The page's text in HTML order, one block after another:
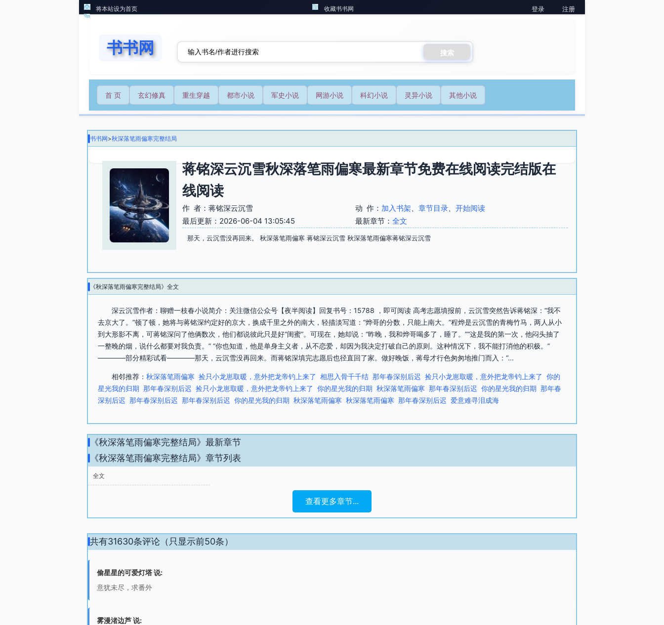
将本站设为首页 收藏书书网 登录 注册
书书网 搜索
首 页 玄幻修真 重生穿越 都市小说 军史小说 网游小说 科幻小说 灵异小说 其他小说
书书网>秋深落笔雨偏寒完整结局
蒋铭深云沉雪秋深落笔雨偏寒最新章节免费在线阅读完结版在
线阅读
作 者：蒋铭深云沉雪 动 作： 加入书架、 章节目录、 开始阅读
最后更新：2026-06-04 13:05:45
最新章节： 全文
那天，云沉雪没再回来。 秋深落笔雨偏寒 蒋铭深云沉雪 秋深落笔雨偏寒蒋铭深云沉雪
《秋深落笔雨偏寒完整结局》全文
深云沉雪作者：聊赠一枝春小说简介：关注微信公众号【夜半阅读】回复书号：15788 ，即可阅读 高考志愿填报前，云沉雪突然告诉蒋铭深：“我不
去京大了。”顿了顿，她将与蒋铭深约定好的京大，换成千里之外的南大，轻描淡写道：“烨哥的分数，只能上南大。”程烨是云沉雪的青梅竹马，两人从小
到大形影不离，可蒋铭深问了他俩数次，他们都说彼此只是好“闺蜜”。可现在，她却说：“昨晚，我和烨哥喝多了，睡了。”“这是我的第一次，他闷头抽了
一整晚的烟，说什么都要对我负责。” “你也知道，他是单身主义者，从不恋爱，却因为我决定打破自己的原则。这种情况下，我不能打消他的积极。”
————部分精彩试看————那天，云沉雪没再回来。而蒋铭深填完志愿后也径直回了家。做好晚饭，蒋母才行色匆匆地推门而入：“...
相邻推荐： 秋深落笔雨偏寒 捡只小龙崽取暖，意外把龙帝钓上来了 相思入骨千千结 那年春深别后迟 捡只小龙崽取暖，意外把龙帝钓上来了 你的
星光我的归期 那年春深别后迟 捡只小龙崽取暖，意外把龙帝钓上来了 你的星光我的归期 秋深落笔雨偏寒 那年春深别后迟 你的星光我的归期 那年春
深别后迟 那年春深别后迟 那年春深别后迟 你的星光我的归期 秋深落笔雨偏寒 秋深落笔雨偏寒 那年春深别后迟 爱意难寻泪成海
《秋深落笔雨偏寒完整结局》最新章节
《秋深落笔雨偏寒完整结局》章节列表
全文
查看更多章节...
共有31630条评论（只显示前50条）
偷星星的可爱灯塔 说:
意犹未尽，求番外
雾漫渚边芦 说: